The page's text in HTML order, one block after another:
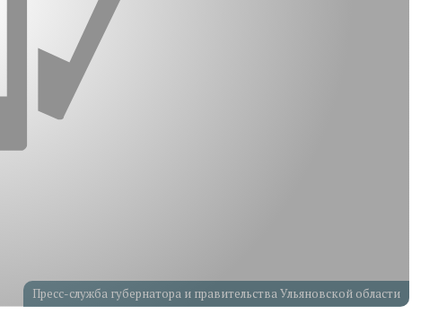
Пресс-служба губернатора и правительства Ульяновской области